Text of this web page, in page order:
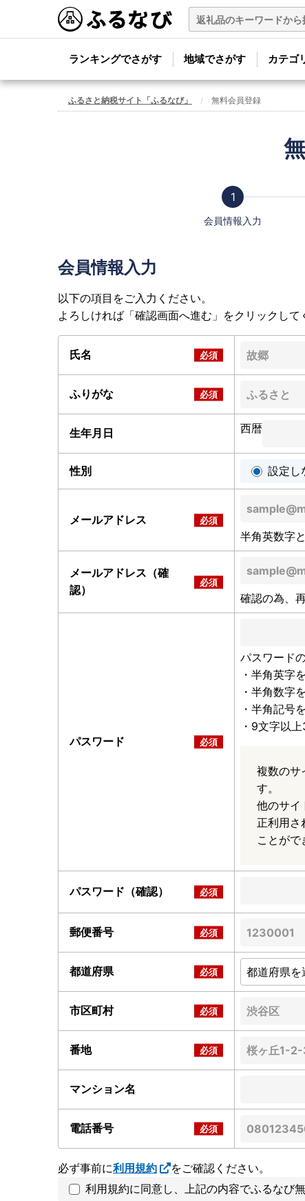
ランキングでさがす 地域でさがす カテゴ
ふるさと納税サイト「ふるなび」 無料会員登録
会員情報入力
会員情報入力
以下の項目をご入力ください。
よろしければ「確認画面へ進む」をクリックして
氏名
ふりがな
生年月日 西暦
性別 設定し
メールアドレス
半角英数字
メールアドレス（確
認）
確認の為、
パスワード
パスワード
・半角英字
・半角数字
・半角記号
・9文字以
複数のサ
す。
他のサイ
正利用さ
ことがで
パスワード（確認）
郵便番号
都道府県
市区町村
番地
マンション名
電話番号
必ず事前に利用規約
をご確認ください。
利用規約に同意し、上記の内容でふるなび